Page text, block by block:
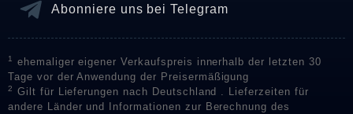
Abonniere uns bei Telegram
1
ehemaliger eigener Verkaufspreis innerhalb der letzten 30
Tage vor der Anwendung der Preisermäßigung
2
Gilt für Lieferungen nach Deutschland . Lieferzeiten für
andere Länder und Informationen zur Berechnung des